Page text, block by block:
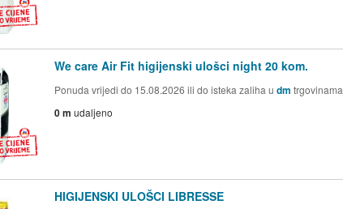
We care Air Fit higijenski ulošci night 20 kom.
Ponuda vrijedi do 15.08.2026 ili do isteka zaliha u dm trgovinama
0 m udaljeno
HIGIJENSKI ULOŠCI LIBRESSE